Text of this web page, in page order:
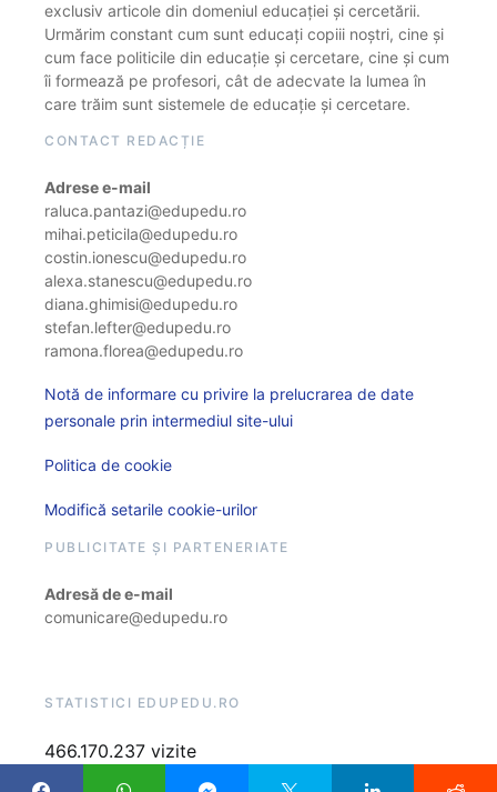
exclusiv articole din domeniul educației și cercetării.
Urmărim constant cum sunt educați copiii noștri, cine și
cum face politicile din educație și cercetare, cine și cum
îi formează pe profesori, cât de adecvate la lumea în
care trăim sunt sistemele de educație și cercetare.
CONTACT REDACȚIE
Adrese e-mail
raluca.pantazi@edupedu.ro
mihai.peticila@edupedu.ro
costin.ionescu@edupedu.ro
alexa.stanescu@edupedu.ro
diana.ghimisi@edupedu.ro
stefan.lefter@edupedu.ro
ramona.florea@edupedu.ro
Notă de informare cu privire la prelucrarea de date
personale prin intermediul site-ului
Politica de cookie
Modifică setarile cookie-urilor
PUBLICITATE ȘI PARTENERIATE
Adresă de e-mail
comunicare@edupedu.ro
STATISTICI EDUPEDU.RO
466.170.237 vizite